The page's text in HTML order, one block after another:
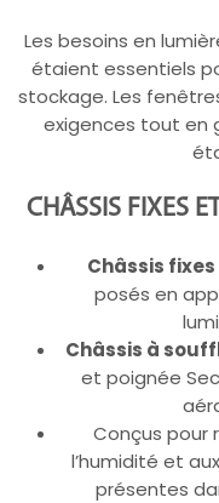
Les besoins en
étaient essentiels
stockage. Les
exigences tout en
CHÂSSIS FIXES
Châssis fixes
posés en
Châssis à
et poignée
Conçus pour
l’humidité et
présentes